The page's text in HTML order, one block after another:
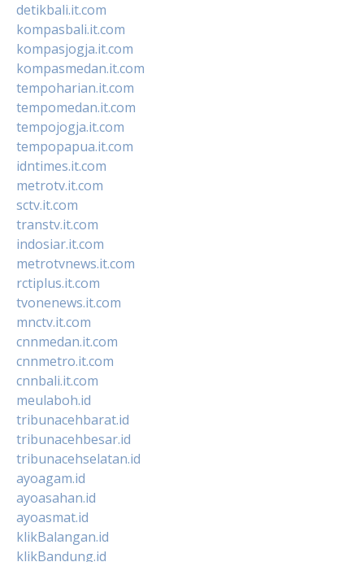
detikbali.it.com
kompasbali.it.com
kompasjogja.it.com
kompasmedan.it.com
tempoharian.it.com
tempomedan.it.com
tempojogja.it.com
tempopapua.it.com
idntimes.it.com
metrotv.it.com
sctv.it.com
transtv.it.com
indosiar.it.com
metrotvnews.it.com
rctiplus.it.com
tvonenews.it.com
mnctv.it.com
cnnmedan.it.com
cnnmetro.it.com
cnnbali.it.com
meulaboh.id
tribunacehbarat.id
tribunacehbesar.id
tribunacehselatan.id
ayoagam.id
ayoasahan.id
ayoasmat.id
klikBalangan.id
klikBandung.id